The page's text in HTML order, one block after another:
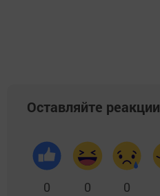
Оставляйте реакции
0 0 0